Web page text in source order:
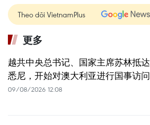
Theo dõi VietnamPlus
更多
越共中央总书记、国家主席苏林抵达
悉尼，开始对澳大利亚进行国事访问
09/08/2026 12:08